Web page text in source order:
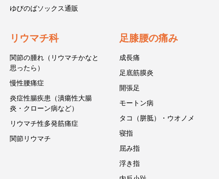
ゆびのばソックス通販
リウマチ科
関節の腫れ（リウマチかなと
思ったら）
慢性腰痛症
炎症性腸疾患（潰瘍性大腸
炎・クローン病など）
リウマチ性多発筋痛症
関節リウマチ
足膝腰の痛み
成長痛
足底筋膜炎
開張足
モートン病
タコ（胼胝）・ウオノメ
寝指
屈み指
浮き指